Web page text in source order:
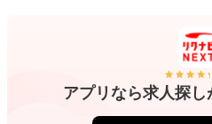
アプリなら求人探し